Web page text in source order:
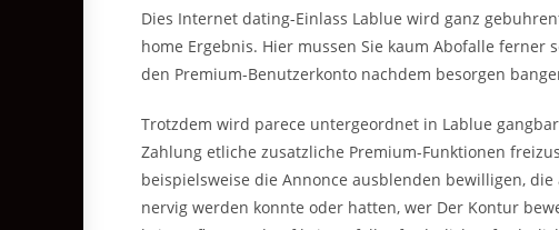
Dies Internet dating-Einlass Lablue wird ganz
home Ergebnis. Hier mussen Sie kaum Abofalle
den Premium-Benutzerkonto nachdem besorgen
Trotzdem wird parece untergeordnet in Lablue
Zahlung etliche zusatzliche Premium-Funktionen
beispielsweise die Annonce ausblenden bewilligen,
nervig werden konnte oder hatten, wer Der Kontur